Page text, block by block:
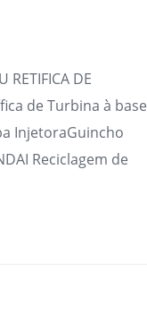
DE
de Turbina à base
InjetoraGuincho
Reciclagem de